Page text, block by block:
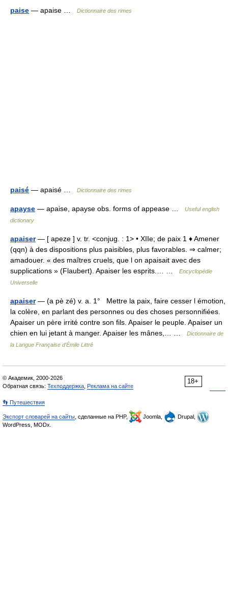
paise — apaise … Dictionnaire des rimes
paisé — apaisé … Dictionnaire des rimes
apayse — apaise, apayse obs. forms of appease …
Useful english
dictionary
apaiser— [ apeze ] v. tr. <conjug. : 1> • XIIe; de paix 1 ♦ Amener
(qqn) à des dispositions plus paisibles, plus favorables. ⇒ calmer;
amadouer. « des maîtres cruels, que l on apaisait avec des
supplications » (Flaubert). Apaiser les esprits.… …
Encyclopédie
Universelle
apaiser— (a pè zé) v. a. 1° Mettre la paix, faire cesser l émotion,
la colère, en parlant des personnes ou des choses personnifiées.
Apaiser un père irrité contre son fils. Apaiser le peuple. Apaiser un
chien en lui jetant à manger. Apaiser les mânes,… …
Dictionnaire de
la Langue Française d'Émile Littré
18+
© Академик, 2000-2026
Обратная связь: Техподдержка Реклама на сайте
👣 Путешествия
Экспорт словарей на сайты , сделанные на PHP, Joomla,
Drupal,
WordPress, MODx.